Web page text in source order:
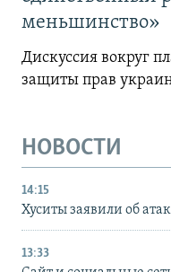
меньшинство»
Дискуссия вокруг
защиты прав
НОВОСТИ
14:15
Хуситы заявили об
13:33